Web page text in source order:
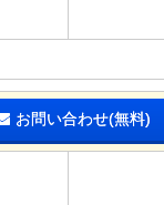
お問い合わせ(無料)